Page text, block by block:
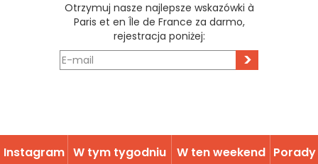
Otrzymuj nasze najlepsze wskazówki à
Paris et en Île de France za darmo,
rejestracja poniżej:
>
Instagram W tym tygodniu W ten weekend Porady